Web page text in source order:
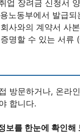
업 장려금 신청서
노동부에서 발급
사와의 계약서 사
명할 수 있는 서류
방문하거나, 온라
합니다.
보를 한눈에 확인해